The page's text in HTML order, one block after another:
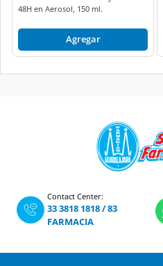
48H en Aerosol, 150 ml.
Agregar
Contact Center:
33 3818 1818/83
FARMACIA